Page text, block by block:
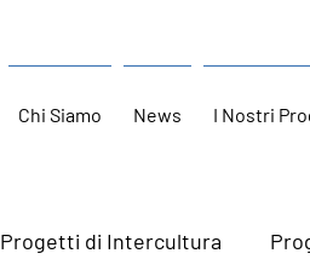
Chi Siamo News I Nostri
Progetti di Intercultura